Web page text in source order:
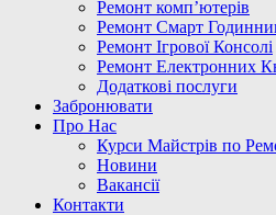
Ремонт комп’ютерів
Ремонт Смарт
Ремонт Ігрової Консолі
Ремонт Електронних
Додаткові послуги
Забронювати
Про Нас
Курси Майстрів по
Новини
Вакансії
Контакти